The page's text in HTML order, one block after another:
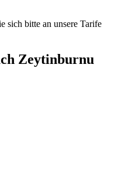
sich bitte an unsere Tarife
Zeytinburnu